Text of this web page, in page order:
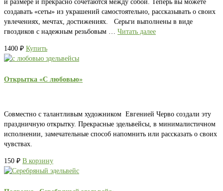
и размере и прекрасно сочетаются между собой. Теперь вы можете
создавать «сеты» из украшений самостоятельно, рассказывать о своих
увлечениях, мечтах, достижениях. Серьги выполнены в виде
гвоздиков с надежным резьбовым … Читать далее
1400 ₽ Купить
Открытка «С любовью»
Совместно с талантливым художником Евгенией Черво создали эту
праздничную открытку. Прекрасные эдельвейсы, в минималистичном
исполнении, замечательные способ напомнить или рассказать о своих
чувствах.
150 ₽ В корзину